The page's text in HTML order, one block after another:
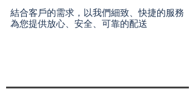
結合客戶的需求，以我們細致、快捷的服務
為您提供放心、安全、可靠的配送